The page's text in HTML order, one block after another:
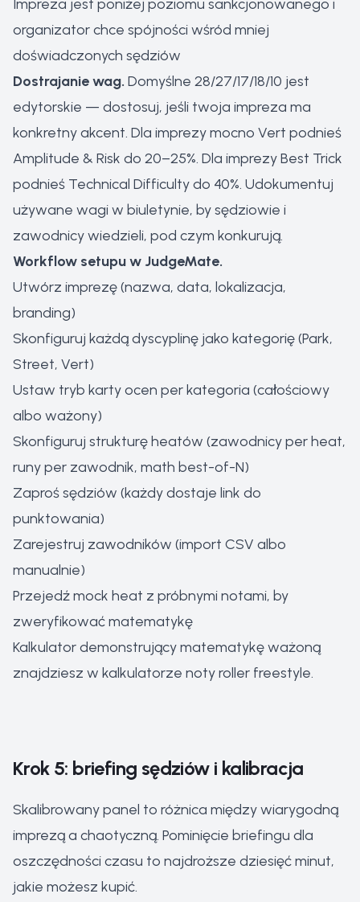
Impreza jest poniżej poziomu sankcjonowanego i
organizator chce spójności wśród mniej
doświadczonych sędziów
Dostrajanie wag. Domyślne 28/27/17/18/10 jest
edytorskie — dostosuj, jeśli twoja impreza ma
konkretny akcent. Dla imprezy mocno Vert podnieś
Amplitude & Risk do 20–25%. Dla imprezy Best Trick
podnieś Technical Difficulty do 40%. Udokumentuj
używane wagi w biuletynie, by sędziowie i
zawodnicy wiedzieli, pod czym konkurują.
Workflow setupu w JudgeMate.
Utwórz imprezę (nazwa, data, lokalizacja,
branding)
Skonfiguruj każdą dyscyplinę jako kategorię (Park,
Street, Vert)
Ustaw tryb karty ocen per kategoria (całościowy
albo ważony)
Skonfiguruj strukturę heatów (zawodnicy per heat,
runy per zawodnik, math best-of-N)
Zaproś sędziów (każdy dostaje link do
punktowania)
Zarejestruj zawodników (import CSV albo
manualnie)
Przejedź mock heat z próbnymi notami, by
zweryfikować matematykę
Kalkulator demonstrujący matematykę ważoną
znajdziesz w kalkulatorze noty roller freestyle.
Krok 5: briefing sędziów i kalibracja
Skalibrowany panel to różnica między wiarygodną
imprezą a chaotyczną. Pominięcie briefingu dla
oszczędności czasu to najdroższe dziesięć minut,
jakie możesz kupić.